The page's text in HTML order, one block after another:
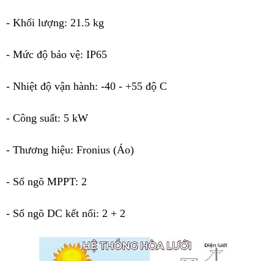
- Khối lượng: 21.5 kg
- Mức độ bảo vệ: IP65
- Nhiệt độ vận hành: -40 - +55 độ C
- Công suất: 5 kW
- Thương hiệu: Fronius (Áo)
- Số ngõ MPPT: 2
- Số ngõ DC kết nối: 2 + 2